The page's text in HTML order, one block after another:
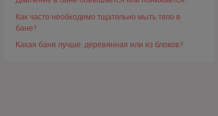
Как часто необходимо тщательно мыть тело в
бане?
Какая баня лучше: деревянная или из блоков?